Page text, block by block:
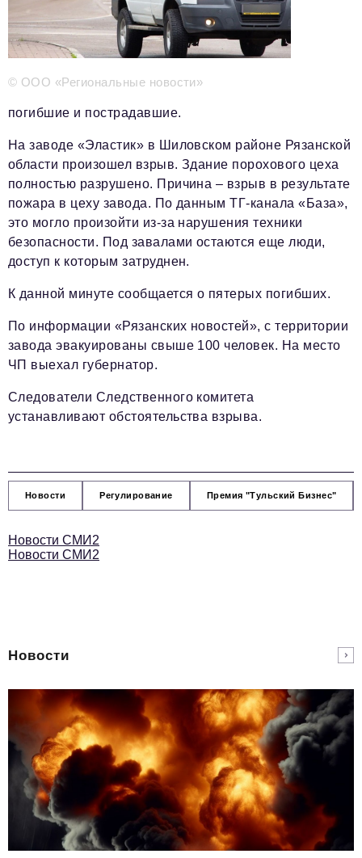
Электронные почты редакции:
Информационный отдел
Отдел рекламы
reklama@business-magazine.online
podpiska@business-magazine.online
Отдел по работе с партнерами
partner@business-magazine.online
© ООО «Региональные новости»
погибшие и пострадавшие.
На заводе «Эластик» в Шиловском районе Рязанской
области произошел взрыв. Здание порохового цеха
полностью разрушено. Причина – взрыв в результате
пожара в цеху завода. По данным ТГ-канала «База»,
это могло произойти из-за нарушения техники
безопасности. Под завалами остаются еще люди,
доступ к которым затруднен.
К данной минуте сообщается о пятерых погибших.
По информации «Рязанских новостей», с территории
завода эвакуированы свыше 100 человек. На место
ЧП выехал губернатор.
Следователи Следственного комитета
устанавливают обстоятельства взрыва.
Новости Регулирование Премия "Тульский Бизнес"
Новости СМИ2
Новости СМИ2
Новости